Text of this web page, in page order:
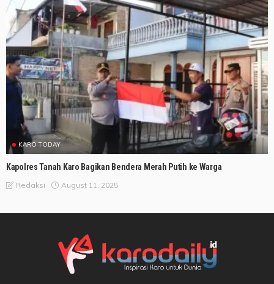
KARO TODAY
Kapolres Tanah Karo Bagikan Bendera Merah Putih ke Warga
Redaksi August 11, 2025